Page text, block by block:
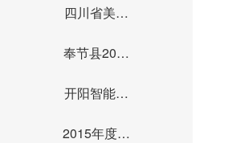
四川省美…
奉节县20…
开阳智能…
2015年度…